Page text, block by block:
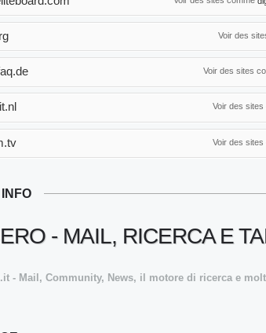
Voir des
Voir des sites
Voir des sites
Voir des sites
- MAIL, RICERCA E
- Mail, Community, News, il motore di ricerca e